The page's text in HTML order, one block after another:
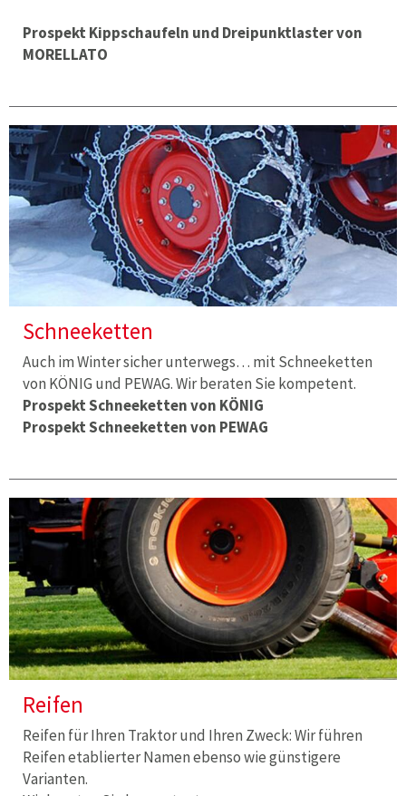
Prospekt Kippschaufeln und Dreipunktlaster von
MORELLATO
Schneeketten
Auch im Winter sicher unterwegs… mit Schneeketten
von KÖNIG und PEWAG. Wir beraten Sie kompetent.
Prospekt Schneeketten von KÖNIG
Prospekt Schneeketten von PEWAG
Reifen
Reifen für Ihren Traktor und Ihren Zweck: Wir führen
Reifen etablierter Namen ebenso wie günstigere
Varianten.